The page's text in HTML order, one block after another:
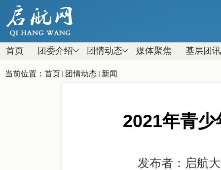
首页 团委介绍 团情动态 媒体聚焦 基层团讯
当前位置： 首页 团情动态 新闻
2021年青
发布者：启航